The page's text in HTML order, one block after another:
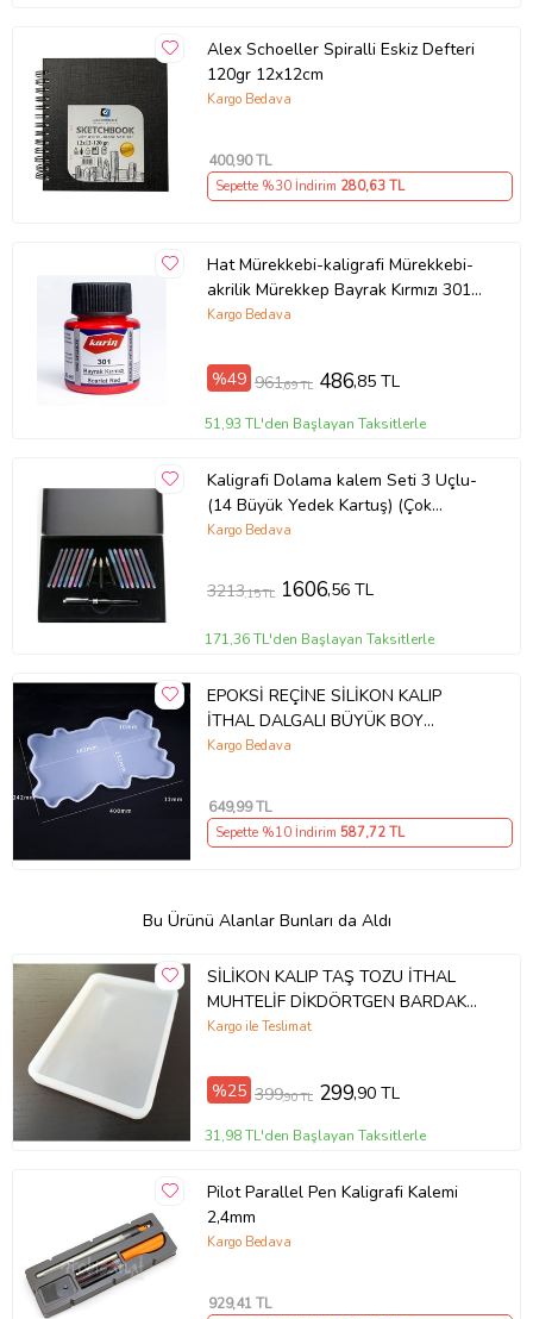
Alex Schoeller Spiralli Eskiz Defteri
120gr 12x12cm
Kargo Bedava
400,90 TL
Sepette %30 İndirim 280,63 TL
Hat Mürekkebi-kaligrafi Mürekkebi-
akrilik Mürekkep Bayrak Kırmızı 301-
45ml (Çok Renkli)
Kargo Bedava
%49 961,69 TL 486,85 TL
51,93 TL'den Başlayan Taksitlerle
Kaligrafi Dolama kalem Seti 3 Uçlu-
(14 Büyük Yedek Kartuş) (Çok
Renkli)
Kargo Bedava
3213,15 TL 1606,56 TL
171,36 TL'den Başlayan Taksitlerle
EPOKSİ REÇİNE SİLİKON KALIP
İTHAL DALGALI BÜYÜK BOY
DİKDÖRTGEN TEPSİ SİLİKON KALIP
Kargo Bedava
649,99 TL
Sepette %10 İndirim 587,72 TL
Bu Ürünü Alanlar Bunları da Aldı
SİLİKON KALIP TAŞ TOZU İTHAL
MUHTELİF DİKDÖRTGEN BARDAK
ALTLIĞI KALIBI MUM EPOKSİ HB60-
Kargo ile Teslimat
%25 399,90 TL 299,90 TL
31,98 TL'den Başlayan Taksitlerle
Pilot Parallel Pen Kaligrafi Kalemi
2,4mm
Kargo Bedava
929,41 TL